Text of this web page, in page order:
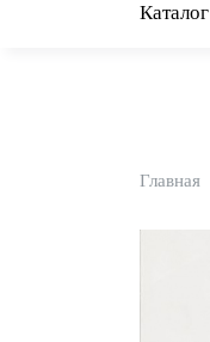
Каталог
Главная